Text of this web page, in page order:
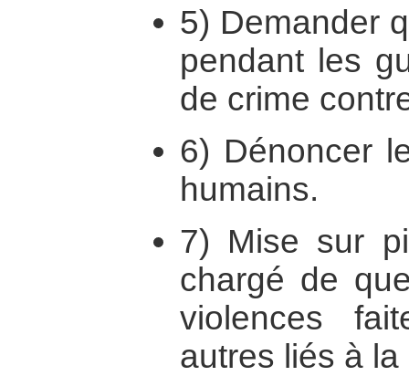
5) Demander
pendant les
de crime
6) Dénoncer
humains.
7) Mise sur
chargé de
violences
autres liés à